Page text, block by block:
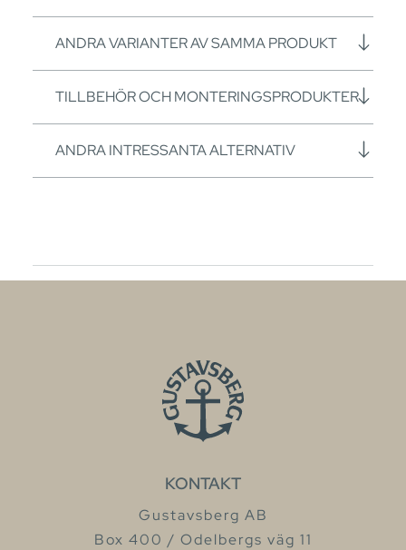
ANDRA VARIANTER AV SAMMA PRODUKT
TILLBEHÖR OCH MONTERINGSPRODUKTER
ANDRA INTRESSANTA ALTERNATIV
KONTAKT
Gustavsberg AB
Box 400 / Odelbergs väg 11